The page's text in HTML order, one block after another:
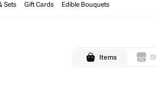
Sets Gift Cards Edible Bouquets
Items